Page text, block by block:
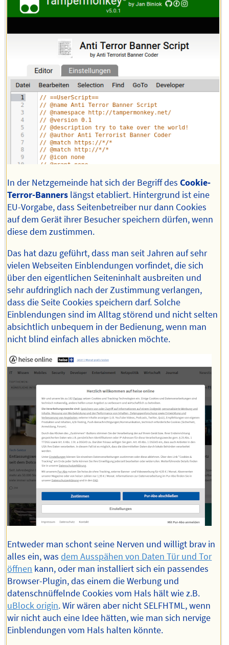
In der Netzgemeinde hat sich der Begriff desCookie-
Terror-Banners längst etabliert. Hintergrund ist eine
EU-Vorgabe, dass Seitenbetreiber nur dann Cookies
auf dem Gerät ihrer Besucher speichern dürfen, wenn
diese dem zustimmen.
Das hat dazu geführt, dass man seit Jahren auf sehr
vielen Webseiten Einblendungen vorfindet, die sich
über den eigentlichen Seiteninhalt ausbreiten und
sehr aufdringlich nach der Zustimmung verlangen,
dass die Seite Cookies speichern darf. Solche
Einblendungen sind im Alltag störend und nicht selten
absichtlich unbequem in der Bedienung, wenn man
nicht blind einfach alles abnicken möchte.
Entweder man schont seine Nerven und willigt brav in
alles ein, wasdem Ausspähen von Daten Tür und Tor
öffnen kann, oder man installiert sich ein passendes
Browser-Plugin, das einem die Werbung und
datenschnüffelnde Cookies vom Hals hält wie z.B.
uBlock origin. Wir wären aber nicht SELFHTML, wenn
wir nicht auch eine Idee hätten, wie man sich nervige
Einblendungen vom Hals halten könnte.